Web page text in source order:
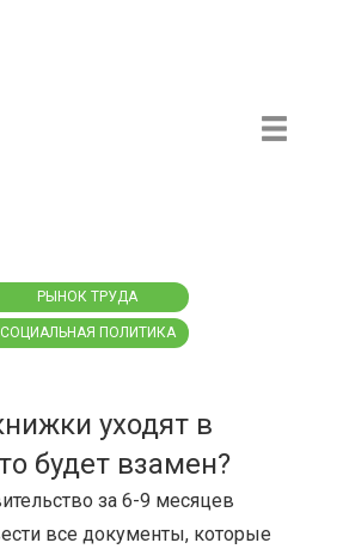
РЫНОК ТРУДА
СОЦИАЛЬНАЯ ПОЛИТИКА
уходят в
будет взамен?
за 6-9 месяцев
все документы, которые